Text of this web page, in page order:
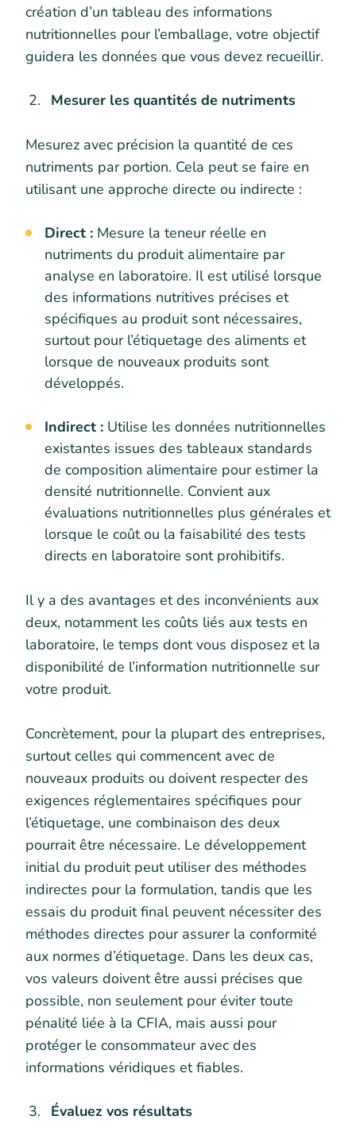
création d’un tableau des informations
nutritionnelles pour l’emballage, votre objectif
guidera les données que vous devez recueillir.
Mesurer les quantités de nutriments
Mesurez avec précision la quantité de ces
nutriments par portion. Cela peut se faire en
utilisant une approche directe ou indirecte :
Direct : Mesure la teneur réelle en
nutriments du produit alimentaire par
analyse en laboratoire. Il est utilisé lorsque
des informations nutritives précises et
spécifiques au produit sont nécessaires,
surtout pour l’étiquetage des aliments et
lorsque de nouveaux produits sont
développés.
Indirect : Utilise les données nutritionnelles
existantes issues des tableaux standards
de composition alimentaire pour estimer la
densité nutritionnelle. Convient aux
évaluations nutritionnelles plus générales et
lorsque le coût ou la faisabilité des tests
directs en laboratoire sont prohibitifs.
Il y a des avantages et des inconvénients aux
deux, notamment les coûts liés aux tests en
laboratoire, le temps dont vous disposez et la
disponibilité de l’information nutritionnelle sur
votre produit.
Concrètement, pour la plupart des entreprises,
surtout celles qui commencent avec de
nouveaux produits ou doivent respecter des
exigences réglementaires spécifiques pour
l’étiquetage, une combinaison des deux
pourrait être nécessaire. Le développement
initial du produit peut utiliser des méthodes
indirectes pour la formulation, tandis que les
essais du produit final peuvent nécessiter des
méthodes directes pour assurer la conformité
aux normes d’étiquetage. Dans les deux cas,
vos valeurs doivent être aussi précises que
possible, non seulement pour éviter toute
pénalité liée à la CFIA, mais aussi pour
protéger le consommateur avec des
informations véridiques et fiables.
Évaluez vos résultats